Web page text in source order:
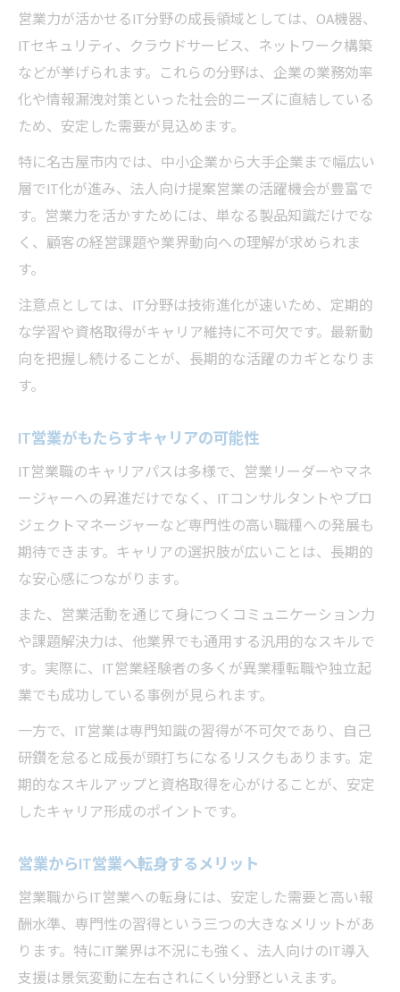
営業力が活かせるIT分野の成長領域としては、OA機器、
ITセキュリティ、クラウドサービス、ネットワーク構築
などが挙げられます。これらの分野は、企業の業務効率
化や情報漏洩対策といった社会的ニーズに直結している
ため、安定した需要が見込めます。
特に名古屋市内では、中小企業から大手企業まで幅広い
層でIT化が進み、法人向け提案営業の活躍機会が豊富で
す。営業力を活かすためには、単なる製品知識だけでな
く、顧客の経営課題や業界動向への理解が求められま
す。
注意点としては、IT分野は技術進化が速いため、定期的
な学習や資格取得がキャリア維持に不可欠です。最新動
向を把握し続けることが、長期的な活躍のカギとなりま
す。
IT営業がもたらすキャリアの可能性
IT営業職のキャリアパスは多様で、営業リーダーやマネ
ージャーへの昇進だけでなく、ITコンサルタントやプロ
ジェクトマネージャーなど専門性の高い職種への発展も
期待できます。キャリアの選択肢が広いことは、長期的
な安心感につながります。
また、営業活動を通じて身につくコミュニケーション力
や課題解決力は、他業界でも通用する汎用的なスキルで
す。実際に、IT営業経験者の多くが異業種転職や独立起
業でも成功している事例が見られます。
一方で、IT営業は専門知識の習得が不可欠であり、自己
研鑽を怠ると成長が頭打ちになるリスクもあります。定
期的なスキルアップと資格取得を心がけることが、安定
したキャリア形成のポイントです。
営業からIT営業へ転身するメリット
営業職からIT営業への転身には、安定した需要と高い報
酬水準、専門性の習得という三つの大きなメリットがあ
ります。特にIT業界は不況にも強く、法人向けのIT導入
支援は景気変動に左右されにくい分野といえます。